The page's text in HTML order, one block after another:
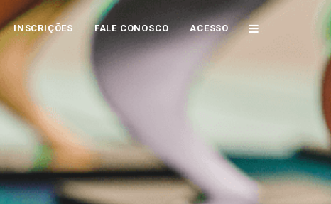
INSCRIÇÕES FALE CONOSCO ACESSO